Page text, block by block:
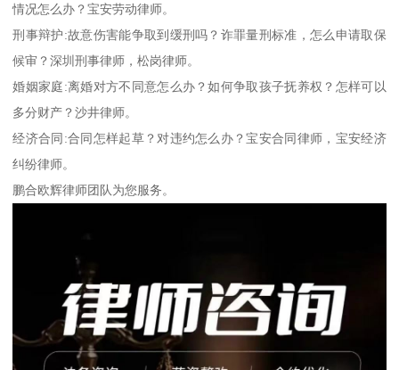
情况怎么办？宝安劳动律师。
刑事辩护:故意伤害能争取到缓刑吗？诈罪量刑标准，怎么申请取保
候审？深圳刑事律师，松岗律师。
婚姻家庭:离婚对方不同意怎么办？如何争取孩子抚养权？怎样可以
多分财产？沙井律师。
经济合同:合同怎样起草？对违约怎么办？宝安合同律师，宝安经济
纠纷律师。
鹏合欧辉律师团队为您服务。